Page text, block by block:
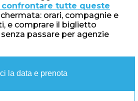
confrontare tutte queste
orari, compagnie e
e comprare il biglietto
passare per agenzie
la data e prenota